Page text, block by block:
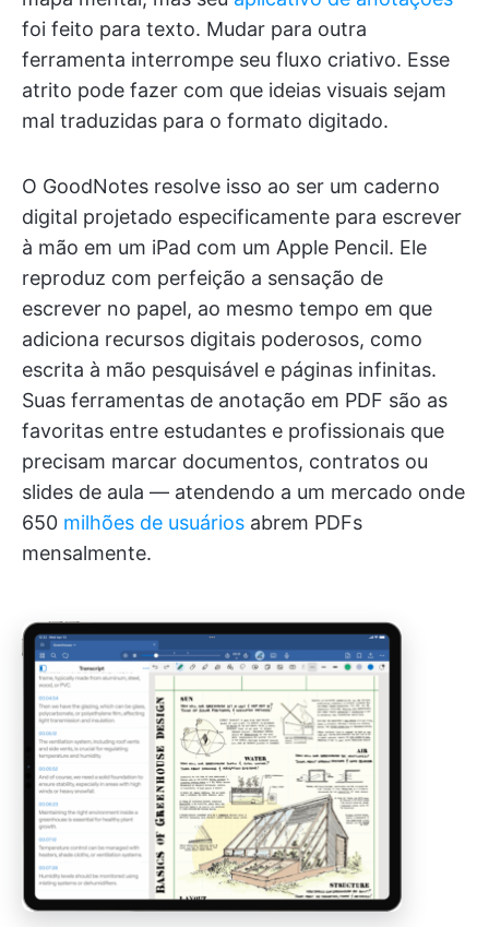
foi feito para texto. Mudar para outra
ferramenta interrompe seu fluxo criativo. Esse
atrito pode fazer com que ideias visuais sejam
mal traduzidas para o formato digitado.
O GoodNotes resolve isso ao ser um caderno
digital projetado especificamente para escrever
à mão em um iPad com um Apple Pencil. Ele
reproduz com perfeição a sensação de
escrever no papel, ao mesmo tempo em que
adiciona recursos digitais poderosos, como
escrita à mão pesquisável e páginas infinitas.
Suas ferramentas de anotação em PDF são as
favoritas entre estudantes e profissionais que
precisam marcar documentos, contratos ou
slides de aula — atendendo a um mercado onde
650 milhões de usuários abrem PDFs
mensalmente.